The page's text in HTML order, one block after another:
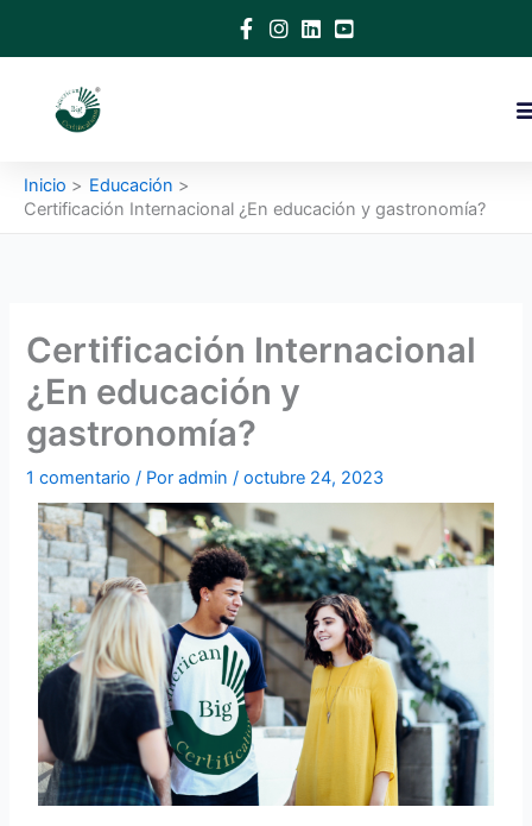
Inicio
Educación
Certificación Internacional ¿En educación y gastronomía?
Certificación Internacional
¿En educación y
gastronomía?
1 comentario / Poradmin/octubre 24, 2023